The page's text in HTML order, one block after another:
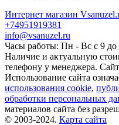
Интернет магазин
+74951919381
info@vsanuzel.ru
Часы работы: Пн - Вс с 9 до
Наличие и актуальную
телефону у менеджера.
Использование сайта
использования cookie,
обработки персональных
материалов сайта без
© 2003-2024. Карта сайта